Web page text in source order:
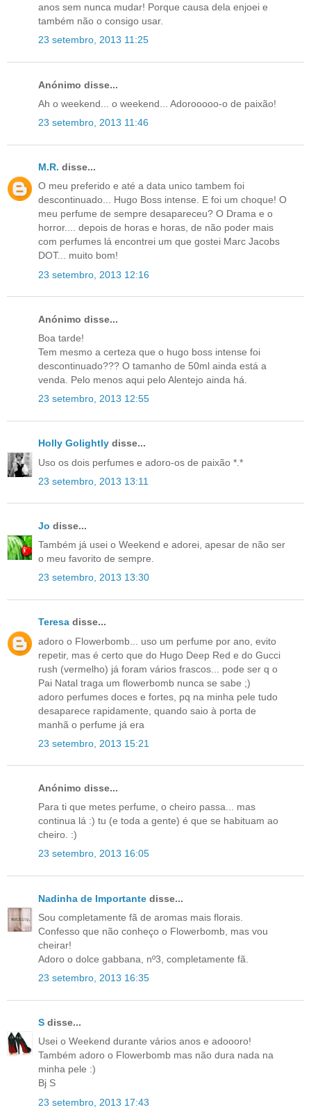
anos sem nunca mudar! Porque causa dela enjoei e
também não o consigo usar.
23 setembro, 2013 11:25
Anónimo disse...
Ah o weekend... o weekend... Adorooooo-o de paixão!
23 setembro, 2013 11:46
M.R. disse...
O meu preferido e até a data unico tambem foi
descontinuado... Hugo Boss intense. E foi um choque! O
meu perfume de sempre desapareceu? O Drama e o
horror.... depois de horas e horas, de não poder mais
com perfumes lá encontrei um que gostei Marc Jacobs
DOT... muito bom!
23 setembro, 2013 12:16
Anónimo disse...
Boa tarde!
Tem mesmo a certeza que o hugo boss intense foi
descontinuado??? O tamanho de 50ml ainda está a
venda. Pelo menos aqui pelo Alentejo ainda há.
23 setembro, 2013 12:55
Holly Golightly disse...
Uso os dois perfumes e adoro-os de paixão *.*
23 setembro, 2013 13:11
Jo disse...
Também já usei o Weekend e adorei, apesar de não ser
o meu favorito de sempre.
23 setembro, 2013 13:30
Teresa disse...
adoro o Flowerbomb... uso um perfume por ano, evito
repetir, mas é certo que do Hugo Deep Red e do Gucci
rush (vermelho) já foram vários frascos... pode ser q o
Pai Natal traga um flowerbomb nunca se sabe ;)
adoro perfumes doces e fortes, pq na minha pele tudo
desaparece rapidamente, quando saio à porta de
manhã o perfume já era
23 setembro, 2013 15:21
Anónimo disse...
Para ti que metes perfume, o cheiro passa... mas
continua lá :) tu (e toda a gente) é que se habituam ao
cheiro. :)
23 setembro, 2013 16:05
Nadinha de Importante disse...
Sou completamente fã de aromas mais florais.
Confesso que não conheço o Flowerbomb, mas vou
cheirar!
Adoro o dolce gabbana, nº3, completamente fã.
23 setembro, 2013 16:35
S disse...
Usei o Weekend durante vários anos e adoooro!
Também adoro o Flowerbomb mas não dura nada na
minha pele :)
Bj S
23 setembro, 2013 17:43